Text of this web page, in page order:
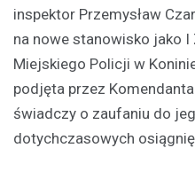
inspektor Przemysław
na nowe stanowisko jako
Miejskiego Policji w
podjęta przez
świadczy o zaufaniu do
dotychczasowych